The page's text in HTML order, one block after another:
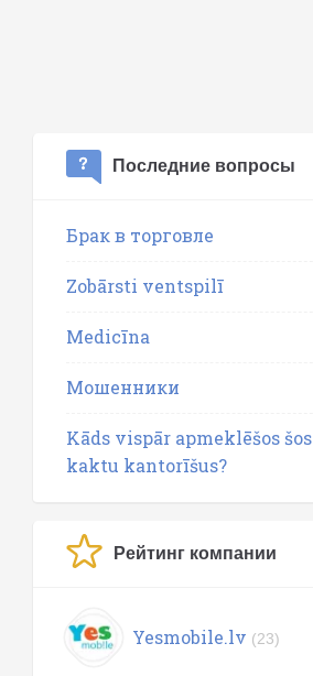
Последние вопросы
Брак в торговле
Zobārsti ventspilī
Medicīna
Мошенники
Kāds vispār apmeklēšos šos
kaktu kantorīšus?
Рейтинг компании
Yesmobile.lv (23)